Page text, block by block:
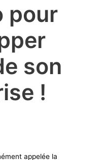
pour
son
!
appelée la